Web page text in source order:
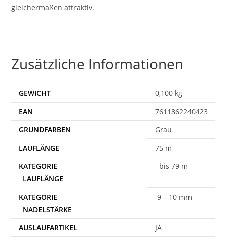
gleichermaßen attraktiv.
Zusätzliche Informationen
GEWICHT
0,100 kg
EAN
7611862240423
Grau
75 m
bis 79 m
9 – 10 mm
AUSLAUFARTIKEL JA